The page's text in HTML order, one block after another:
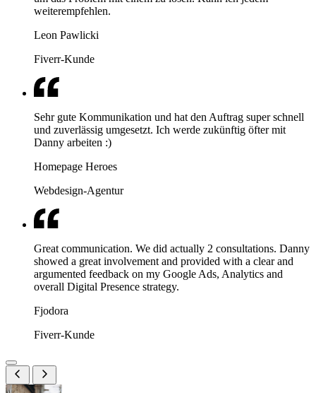
weiterempfehlen.
Leon Pawlicki
Fiverr-Kunde
Sehr gute Kommunikation und hat den Auftrag super schnell
und zuverlässig umgesetzt. Ich werde zukünftig öfter mit
Danny arbeiten :)
Homepage Heroes
Webdesign-Agentur
Great communication. We did actually 2 consultations. Danny
showed a great involvement and provided with a clear and
argumented feedback on my Google Ads, Analytics and
overall Digital Presence strategy.
Fjodora
Fiverr-Kunde